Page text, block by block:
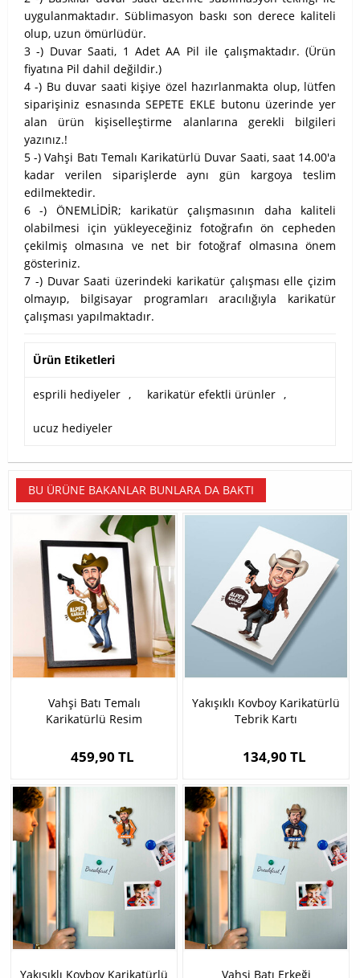
uygulanmaktadır. Süblimasyon baskı son derece kaliteli
olup, uzun ömürlüdür.
3 -) Duvar Saati, 1 Adet AA Pil ile çalışmaktadır. (Ürün
fiyatına Pil dahil değildir.)
4 -) Bu duvar saati kişiye özel hazırlanmakta olup, lütfen
siparişiniz esnasında SEPETE EKLE butonu üzerinde yer
alan ürün kişiselleştirme alanlarına gerekli bilgileri
yazınız.!
5 -) Vahşi Batı Temalı Karikatürlü Duvar Saati, saat 14.00'a
kadar verilen siparişlerde aynı gün kargoya teslim
edilmektedir.
6 -) ÖNEMLİDİR; karikatür çalışmasının daha kaliteli
olabilmesi için yükleyeceğiniz fotoğrafın ön cepheden
çekilmiş olmasına ve net bir fotoğraf olmasına önem
gösteriniz.
7 -) Duvar Saati üzerindeki karikatür çalışması elle çizim
olmayıp, bilgisayar programları aracılığıyla karikatür
çalışması yapılmaktadır.
Ürün Etiketleri
esprili hediyeler , karikatür efektli ürünler ,
ucuz hediyeler
BU ÜRÜNE BAKANLAR BUNLARA DA BAKTI
Vahşi Batı Temalı
Karikatürlü Resim
459,90 TL
Yakışıklı Kovboy Karikatürlü
Tebrik Kartı
134,90 TL
Yakışıklı Kovboy Karikatürlü
Vahşi Batı Erkeği